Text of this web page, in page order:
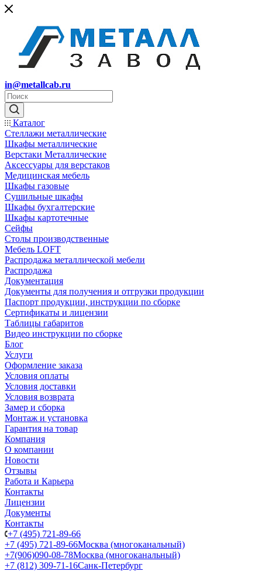
in@metallcab.ru
Каталог
Стеллажи металлические
Шкафы металлические
Верстаки Металлические
Аксессуары для верстаков
Медицинская мебель
Шкафы газовые
Сушильные шкафы
Шкафы бухгалтерские
Шкафы картотечные
Сейфы
Столы производственные
Мебель LOFT
Распродажа металлической мебели
Распродажа
Документация
Документы для получения и отгрузки продукции
Паспорт продукции, инструкции по сборке
Сертификаты и лицензии
Таблицы габаритов
Видео инструкции по сборке
Блог
Услуги
Оформление заказа
Условия оплаты
Условия доставки
Условия возврата
Замер и сборка
Монтаж и установка
Гарантия на товар
Компания
О компании
Новости
Отзывы
Работа и Карьера
Контакты
Лицензии
Документы
Контакты
+7 (495) 721-89-66
+7 (495) 721-89-66Москва (многоканальный)
+7(906)090-08-78Москва (многоканальный)
+7 (812) 309-71-16Санк-Петербург